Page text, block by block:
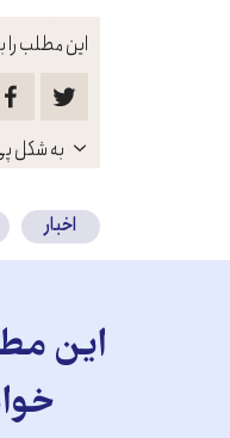
این مطلب را
باز
کنید
به شکل
اخبار
این